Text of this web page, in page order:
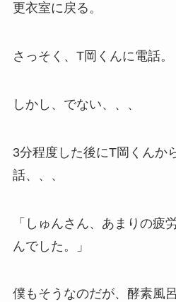
更衣室に戻る。
さっそく、T岡くんに電話。
しかし、でない、、、
3分程度した後にT岡くんか
話、、、
「しゅんさん、あまりの疲
んでした。」
僕もそうなのだが、酵素風